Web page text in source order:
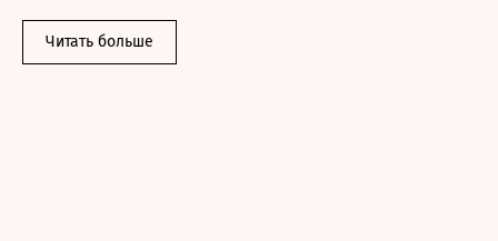
Читать больше